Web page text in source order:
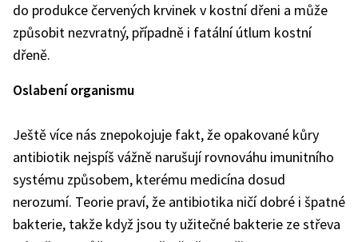
do produkce červených krvinek v kostní dřeni a může
způsobit nezvratný, případně i fatální útlum kostní
dřeně.
Oslabení organismu
Ještě více nás znepokojuje fakt, že opakované kůry
antibiotik nejspíš vážně narušují rovnováhu imunitního
systému způsobem, kterému medicína dosud
nerozumí. Teorie praví, že antibiotika ničí dobré i špatné
bakterie, takže když jsou ty užitečné bakterie ze střeva